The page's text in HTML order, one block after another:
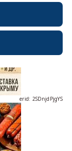
erid: 2SDnjcrDNw6
erid: 2SDnjdPjgYS
erid: 2SDnjdvhGXG